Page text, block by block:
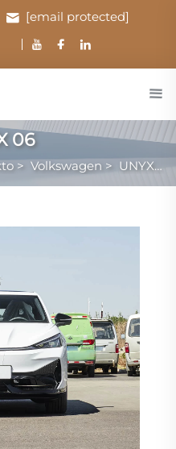
[email protected]
06
> Volkswagen > UNYX 06